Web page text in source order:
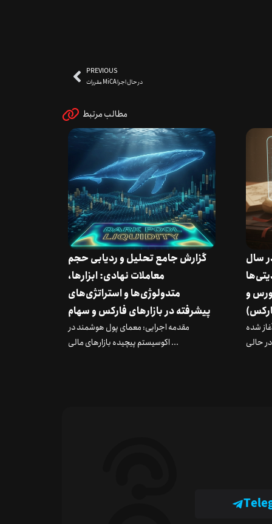
PREVIOUS
مقررات MiCA در حال اجرا
مطالب مرتبط
گزارش جامع تحلیل و ردیابی حجم
معاملات نهادی: ابزارها،
متدولوژی‌ها و استراتژی‌های
پیشرفته در بازارهای فارکس و سهام
مقدمه اجرایی: معمای پول هوشمند در
اکوسیستم پیچیده بازارهای مالی ...
سال
و
آغاز شده